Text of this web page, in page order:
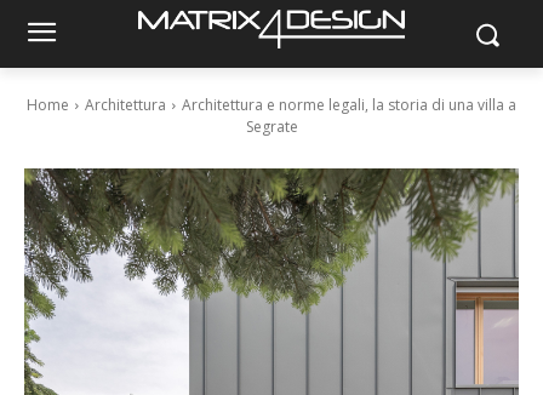
Home Architettura
Architettura e norme legali, la storia di una villa a
Segrate